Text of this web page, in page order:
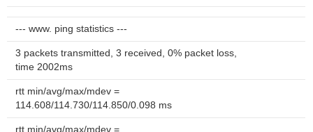
--- www. ping statistics ---
3 packets transmitted, 3 received, 0% packet loss,
time 2002ms
rtt min/avg/max/mdev =
114.608/114.730/114.850/0.098 ms
rtt min/avg/max/mdev =